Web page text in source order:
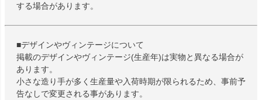
する場合があります。
■デザインやヴィンテージについて
掲載のデザインやヴィンテージ(生産年)は実物と異なる場合が
あります。
小さな造り手が多く生産量や入荷時期が限られるため、事前予
告なしで変更される事があります。